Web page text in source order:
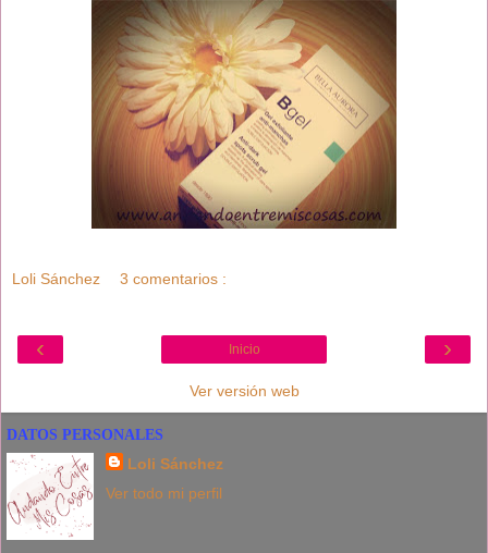
Loli Sánchez 3 comentarios :
‹ ›
Inicio
Ver versión web
DATOS PERSONALES
Loli Sánchez
Ver todo mi perfil